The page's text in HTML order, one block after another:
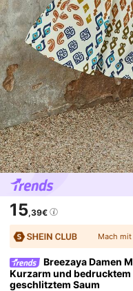
15,39€
Mach
Breezaya Damen
Kurzarm und
geschlitztem Saum